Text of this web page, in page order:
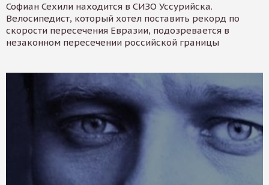
Софиан Сехили находится в СИЗО Уссурийска.
Велосипедист, который хотел поставить рекорд по
скорости пересечения Евразии, подозревается в
незаконном пересечении российской границы